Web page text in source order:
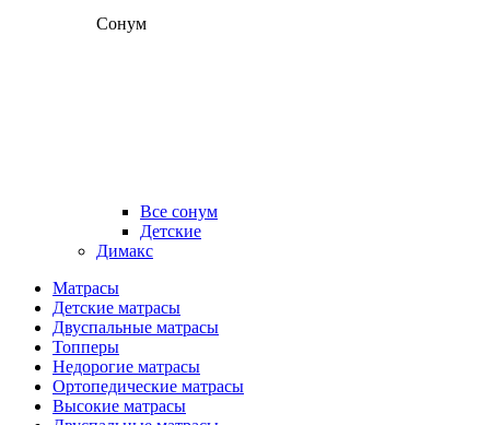
Сонум
Все сонум
Детские
Димакс
Матрасы
Детские матрасы
Двуспальные матрасы
Топперы
Недорогие матрасы
Ортопедические матрасы
Высокие матрасы